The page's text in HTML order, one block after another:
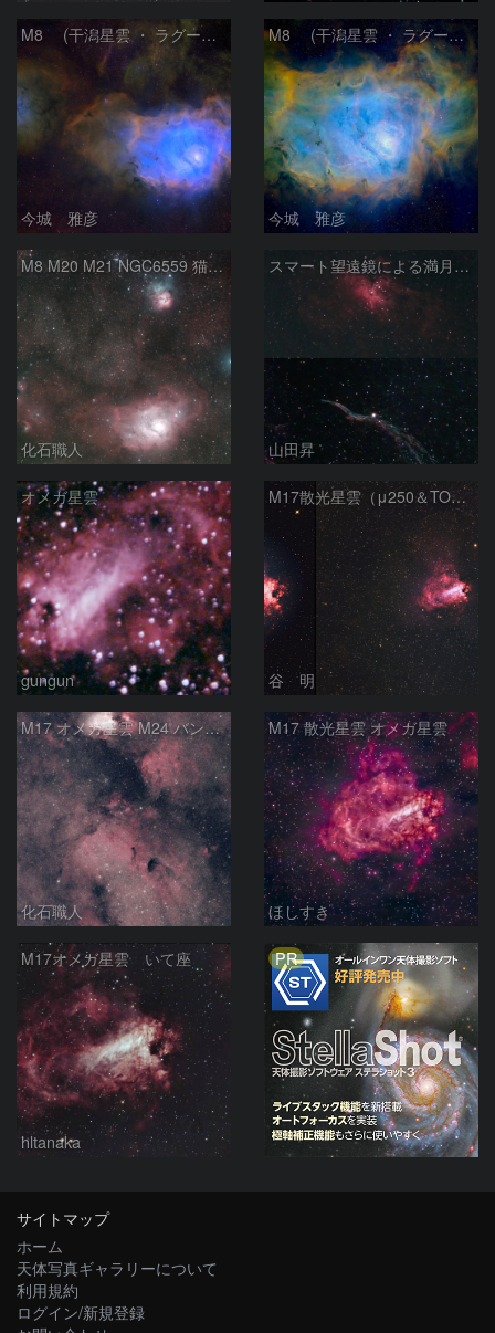
M8 (干潟星雲 ・ ラグーン（Lagoon）星雲)
今城 雅彦
M8 (干潟星雲 ・ ラグーン（Lagoon）星雲)
今城 雅彦
M8 M20 M21 NGC6559 猫の手星雲 いて座
化石職人
スマート望遠鏡による満月下の星雲（M16,NGC6960）
山田昇
オメガ星雲
gungun
M17散光星雲（μ250＆TOA130）
谷 明
M17 オメガ星雲 M24 バンビの横顔 いて座
化石職人
M17 散光星雲 オメガ星雲
ほしすき
M17オメガ星雲 いて座
hltanaka
PR
サイトマップ
ホーム
天体写真ギャラリーについて
利用規約
ログイン/新規登録